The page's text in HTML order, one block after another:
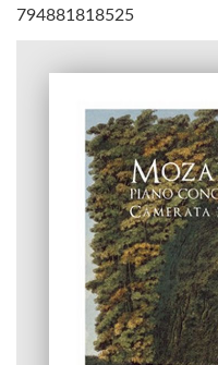
794881818525